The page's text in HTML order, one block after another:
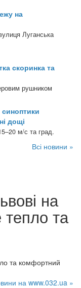
на
Луганська
скоринка та
рушником
дощі
м/с та град.
Всі новини »
на
тепло та
та комфортний
на www.032.ua »